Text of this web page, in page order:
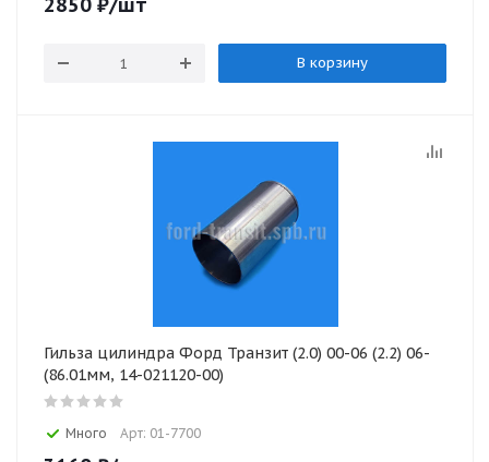
В корзину
Гильза цилиндра Форд Транзит (2.0) 00-06 (2.2) 06-
(86.01мм, 14-021120-00)
Много Арт: 01-7700